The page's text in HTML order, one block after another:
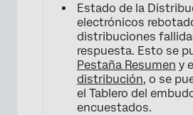
Estado de la
electrónicos
distribuciones
respuesta. Esto se
Pestaña Resumen y
distribución, o se
el Tablero del
encuestados.